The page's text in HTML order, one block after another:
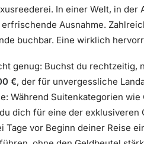
In einer Welt, in
Ausnahme.
buchbar. Eine wirklich
genug: Buchst du rechtzeitig,
€, der für unvergessliche
Während Suitenkategorien
dich für eine der exklusiveren
Tage vor Beginn deiner Reise